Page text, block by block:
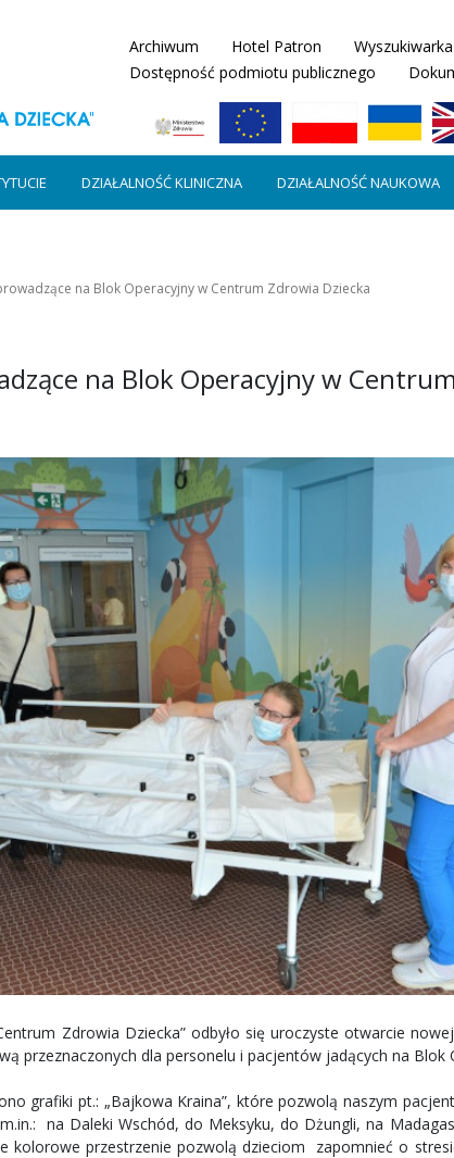
Archiwum Hotel Patron
Dostępność podmiotu publicznego
DZIAŁALNOŚĆ KLINICZNA DZIAŁALNOŚĆ NAUKOWA
na Blok Operacyjny w Centrum Zdrowia Dziecka
na Blok Operacyjny w
Zdrowia Dziecka” odbyło się uroczyste otwarcie
przeznaczonych dla personelu i pacjentów jadących na Blok
grafiki pt.: „Bajkowa Kraina”, które pozwolą naszym
na Daleki Wschód, do Meksyku, do Dżungli, na
kolorowe przestrzenie pozwolą dzieciom zapomnieć o